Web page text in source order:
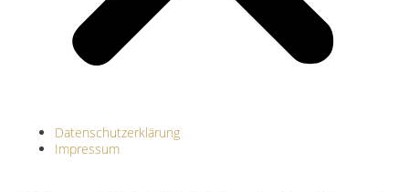
Datenschutzerklärung
Impressum